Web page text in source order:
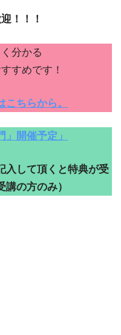
！！！
分かる
すめです！
ちらから。
」開催予定」
入して頂くと特典が受
の方のみ）